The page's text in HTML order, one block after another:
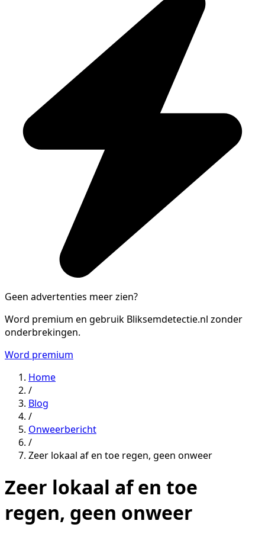
Geen advertenties meer zien?
Word premium en gebruik Bliksemdetectie.nl zonder
onderbrekingen.
Word premium
Home
/
Blog
/
Onweerbericht
/
Zeer lokaal af en toe regen, geen onweer
Zeer lokaal af en toe
regen, geen onweer